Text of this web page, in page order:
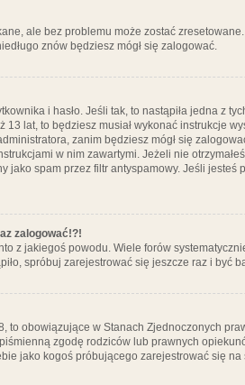
ale bez problemu może zostać
znów będziesz mógł się zalogować.
i hasło. Jeśli tak, to nastąpiła jedna z
lat, to będziesz musiał wykonać instrukcje
zanim będziesz mógł się
w nim zawartymi. Jeżeli nie
jako spam przez filtr antyspamowy. Jeśli
zalogować!?!
z jakiegoś powodu. Wiele forów
spróbuj zarejestrować się jeszcze raz i być
to obowiązujące w Stanach Zjednoczonych
zgodę rodziców lub prawnych
jako kogoś próbującego zarejestrować się